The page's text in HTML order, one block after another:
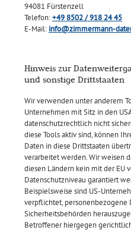
94081 Fürstenzell
Telefon:+49 8502 / 918 24 45
E-Mail: info@zimmermann-
Hinweis zur
und sonstige Drittstaaten
Wir verwenden unter anderem
Unternehmen mit Sitz in den
datenschutzrechtlich nicht
diese Tools aktiv sind, können
Daten in diese Drittstaaten
verarbeitet werden. Wir weisen
diesen Ländern kein mit der EU
Datenschutzniveau garantiert
Beispielsweise sind US-
verpflichtet, personenbezogene
Sicherheitsbehörden
Betroffener hiergegen